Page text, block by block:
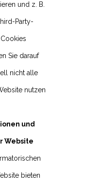
und z. B.
Party-
Sie darauf
nicht alle
nutzen
und
Website
bieten